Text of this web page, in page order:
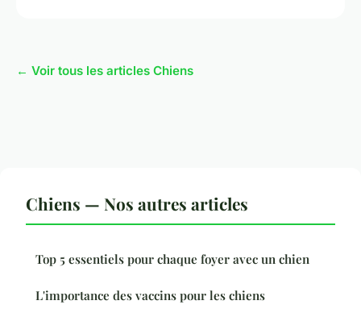
← Voir tous les articles Chiens
Chiens — Nos autres articles
Top 5 essentiels pour chaque foyer avec un chien
L'importance des vaccins pour les chiens